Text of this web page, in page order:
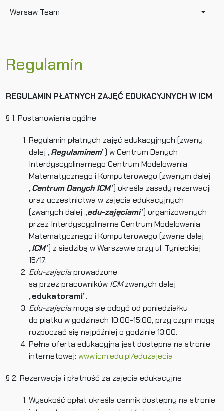
Warsaw Team
Regulamin
REGULAMIN PŁATNYCH ZAJĘĆ EDUKACYJNYCH W ICM
§ 1. Postanowienia ogólne
Regulamin płatnych zajęć edukacyjnych (zwany
dalej „Regulaminem”) w‌ Centrum Danych
Interdyscyplinarnego Centrum Modelowania
Matematycznego i Komputerowego (zwanym dalej
„Centrum Danych ICM”) określa zasady rezerwacji
oraz uczestnictwa w zajęcia edukacyjnych
(zwanych dalej „edu-zajęciami”) organizowanych
przez Interdyscyplinarne Centrum Modelowania
Matematycznego i Komputerowego (zwane dalej
„ICM”) z siedzibą w Warszawie przy ul. Tynieckiej
15/17.
Edu-zajęciaprowadzone
są przez pracowników ICMzwanych dalej
„edukatorami”.
Edu-zajęciamogą się odbyć od poniedziałku
do piątku w godzinach 10:00-15:00, przy czym mogą
rozpocząć się najpóźniej o godzinie 13:00.
Pełna oferta edukacyjna jest dostępna na stronie
internetowej: www.icm.edu.pl/eduzajecia
§ 2. Rezerwacja i płatność za zajęcia edukacyjne
Wysokość opłat określa cennik dostępny na stronie